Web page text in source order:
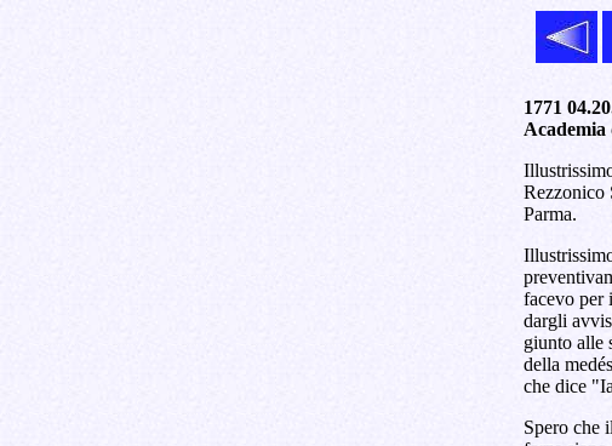
1771
Academia
Rezzonico
Parma.
facevo per
dargli
giunto alle
della
che dice
Spero che